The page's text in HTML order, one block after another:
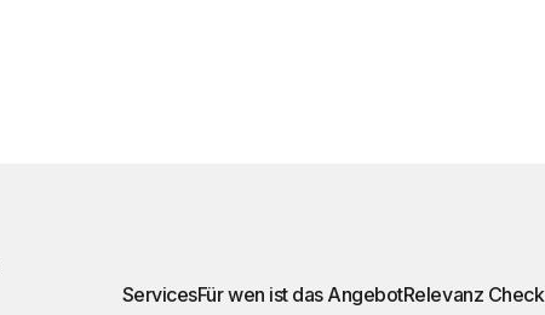
ServicesFür wen ist das AngebotRelevanz Check